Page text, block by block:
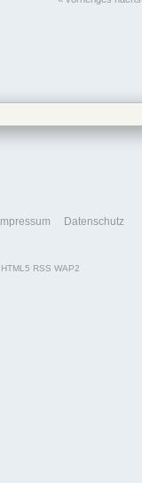
Impressum Datenschutz
HTML5 RSS WAP2